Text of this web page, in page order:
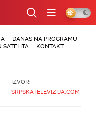
DANAS NA PROGRAMU
SATELITA
KONTAKT
IZVOR:
SRPSKATELEVIZIJA.COM